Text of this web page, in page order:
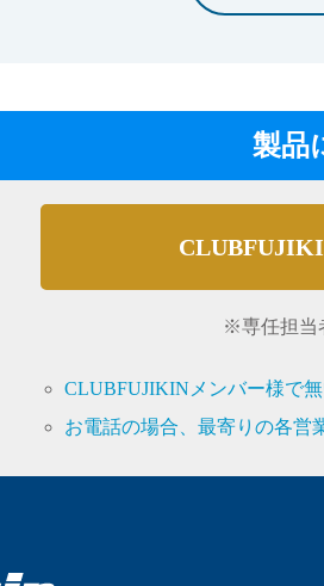
製品
※専任担当
CLUBFUJIKINメンバー様で
お電話の場合、最寄りの各営